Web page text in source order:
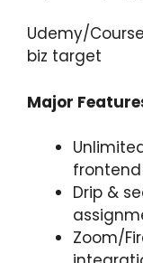
Udemy/
biz target
Major
Drip &
Zoom/